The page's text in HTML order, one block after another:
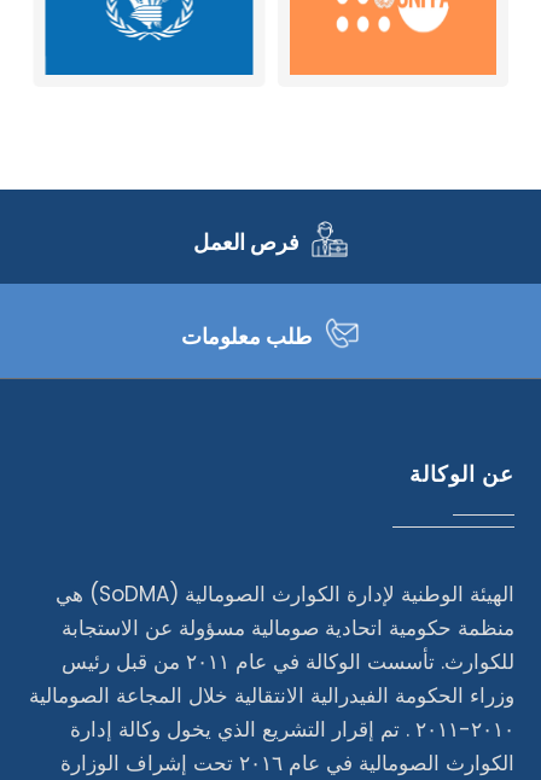
فرص العمل
طلب معلومات
عن الوكالة
الهيئة الوطنية لإدارة الكوارث الصومالية (SoDMA) هي
منظمة حكومية اتحادية صومالية مسؤولة عن الاستجابة
للكوارث. تأسست الوكالة في عام ٢٠١١ من قبل رئيس
وزراء الحكومة الفيدرالية الانتقالية خلال المجاعة الصومالية
٢٠١٠-٢٠١١ . تم إقرار التشريع الذي يخول وكالة إدارة
الكوارث الصومالية في عام ٢٠١٦ تحت إشراف الوزارة